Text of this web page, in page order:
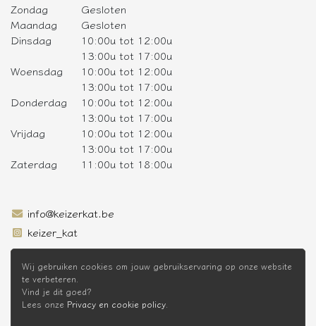
Zondag
Gesloten
Maandag
Gesloten
Dinsdag
10:00u tot 12:00u
13:00u tot 17:00u
Woensdag
10:00u tot 12:00u
13:00u tot 17:00u
Donderdag
10:00u tot 12:00u
13:00u tot 17:00u
Vrijdag
10:00u tot 12:00u
13:00u tot 17:00u
Zaterdag
11:00u tot 18:00u
info@keizerkat.be
keizer_kat
SCHRIJF JE IN OP DE NIEUWSBRIEF
Wij gebruiken cookies om jouw gebruikservaring op onze website
te verbeteren.
Vind je dit goed?
Lees onze Privacy en cookie policy.